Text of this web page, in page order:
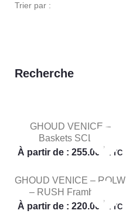
Trier par :
Recherche
GHOUD VENICE –
Baskets SCLW
À partir de : 255.00 TTC
GHOUD VENICE – ROLW
– RUSH Framboise
À partir de : 220.00 TTC